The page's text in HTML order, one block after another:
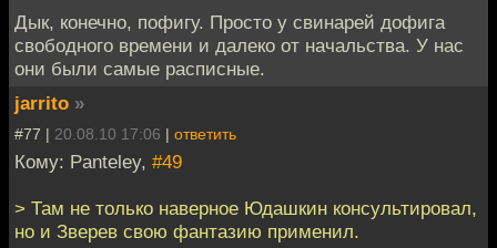
Дык, конечно, пофигу. Просто у свинарей дофига
свободного времени и далеко от начальства. У нас
они были самые расписные.
jarrito »
#77 | 20.08.10 17:06 | ответить
Кому: Panteley, #49
> Там не только наверное Юдашкин консультировал,
но и Зверев свою фантазию применил.